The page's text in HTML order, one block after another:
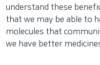
understand these
that we may be able to
molecules that
we have better